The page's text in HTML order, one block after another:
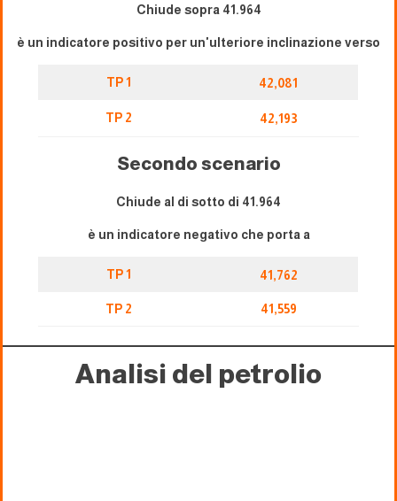
Chiude sopra 41.964
è un indicatore positivo per un'ulteriore inclinazione verso
TP 1 42,081
TP 2 42,193
Secondo scenario
Chiude al di sotto di 41.964
è un indicatore negativo che porta a
TP 1 41,762
TP 2 41,559
Analisi del petrolio